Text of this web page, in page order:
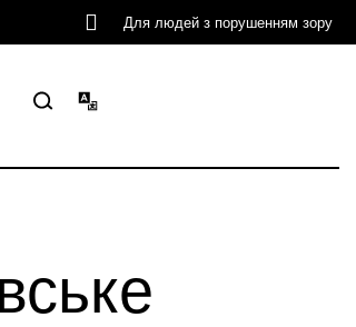
Для людей з порушенням зору